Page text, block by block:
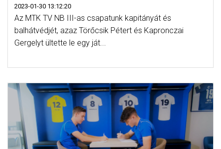
2023-01-30 13:12:20
Az MTK TV NB III-as csapatunk kapitányát és
balhátvédjét, azaz Törőcsik Pétert és Kapronczai
Gergelyt ültette le egy ját...